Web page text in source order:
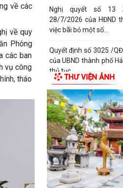
về các
về quy
Phòng
các ban
vụ công
tháo
61/2026/QĐ-UBND
thành phố Hải...
của Ủy ban nhân dân
thủ tục...
Thông báo về việc
nội bộ mới ban hành
quản lý...
Không thu lệ phí đăng
kinh doanh, hợp tác xã,
Bộ Chính trị quyết
và Dân vận Trung
Trung...
THƯ VIỆN ẢNH